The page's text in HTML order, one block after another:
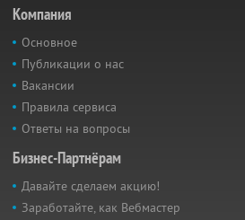
Компания
Основное
Публикации о нас
Вакансии
Правила сервиса
Ответы на вопросы
Бизнес-Партнёрам
Давайте сделаем акцию!
Заработайте, как Вебмастер